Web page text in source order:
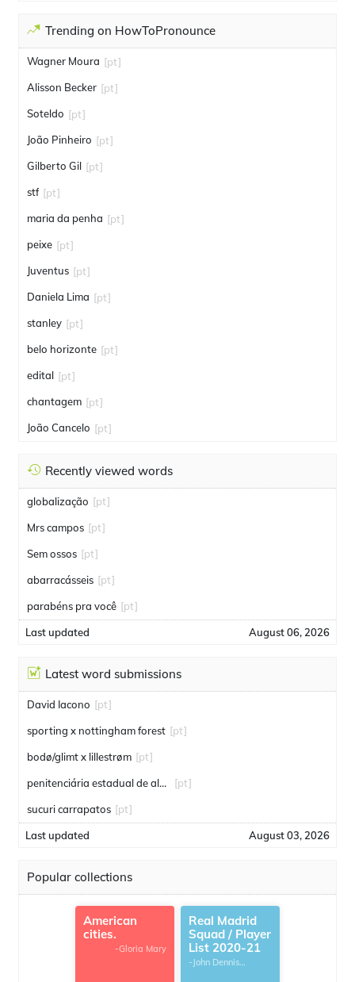
Trending on HowToPronounce
Wagner Moura [pt]
Alisson Becker [pt]
Soteldo [pt]
João Pinheiro [pt]
Gilberto Gil [pt]
stf [pt]
maria da penha [pt]
peixe [pt]
Juventus [pt]
Daniela Lima [pt]
stanley [pt]
belo horizonte [pt]
edital [pt]
chantagem [pt]
João Cancelo [pt]
Recently viewed words
globalização [pt]
Mrs campos [pt]
Sem ossos [pt]
abarracásseis [pt]
parabéns pra você [pt]
Last updated August 06, 2026
Latest word submissions
David Iacono [pt]
sporting x nottingham forest [pt]
bodø/glimt x lillestrøm [pt]
penitenciária estadual de alcaçuz [pt]
sucuri carrapatos [pt]
Last updated August 03, 2026
Popular collections
American
cities.
-Gloria Mary
Real Madrid
Squad / Player
List 2020-21
-John Dennis